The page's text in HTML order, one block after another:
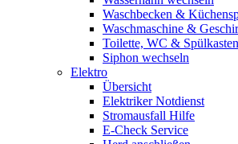
Waschbecken &
Waschmaschine &
Toilette, WC & Spülkasten
Siphon wechseln
Elektro
Übersicht
Elektriker Notdienst
Stromausfall Hilfe
E-Check Service